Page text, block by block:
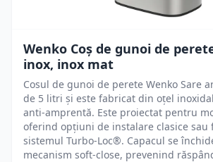
Wenko Coș de gunoi de
inox, inox mat
Cosul de gunoi de perete Wenko Sare
de 5 litri și este fabricat din oțel
anti-amprentă. Este proiectat pentru
oferind opțiuni de instalare clasice
sistemul Turbo-Loc®. Capacul se
mecanism soft-close, prevenind